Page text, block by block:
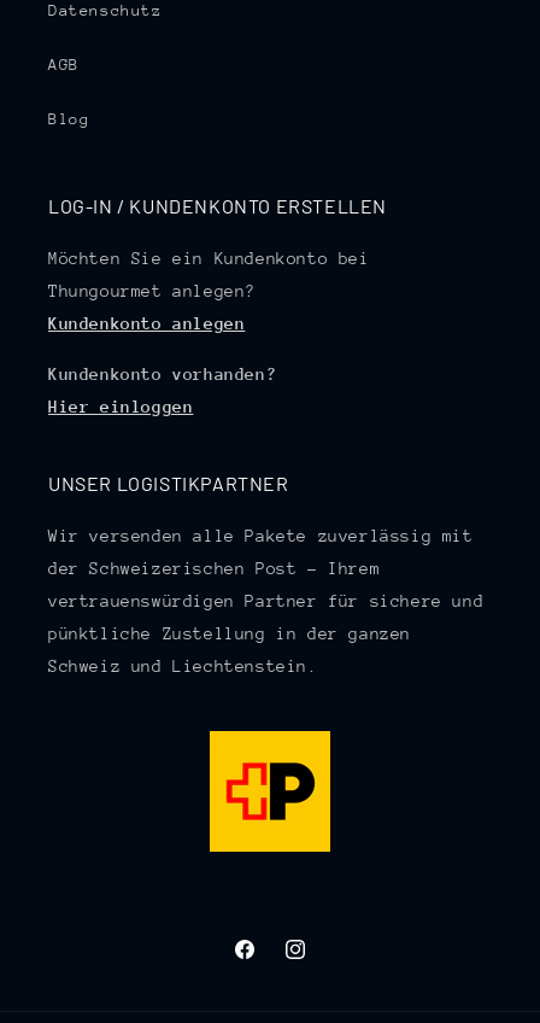
Datenschutz
AGB
Blog
LOG-IN / KUNDENKONTO ERSTELLEN
Möchten Sie ein Kundenkonto bei
Thungourmet anlegen?
Kundenkonto anlegen
Kundenkonto vorhanden?
Hier einloggen
UNSER LOGISTIKPARTNER
Wir versenden alle Pakete zuverlässig mit
der Schweizerischen Post – Ihrem
vertrauenswürdigen Partner für sichere und
pünktliche Zustellung in der ganzen
Schweiz und Liechtenstein.
FacebookInstagram